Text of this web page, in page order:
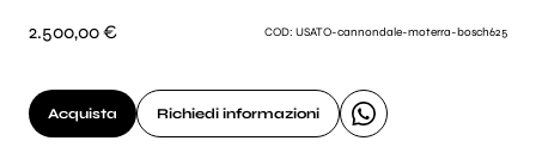
2.500,00 € COD: USATO-cannondale-moterra-bosch625
Acquista Richiedi informazioni